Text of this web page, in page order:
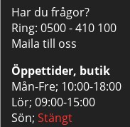
Har du frågor?
Ring: 0500 - 410 100
Maila till oss
Öppettider, butik
Mån-Fre; 10:00-18:00
Lör; 09:00-15:00
Sön; Stängt